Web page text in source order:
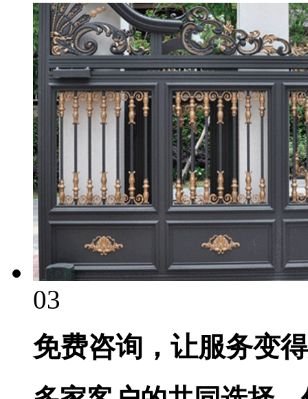
03
免费咨询，让服务变